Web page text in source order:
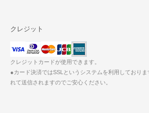
クレジット
クレジットカードが使用できます。
●カード決済ではSSLというシステムを利用しており
れて送信されますのでご安心ください。